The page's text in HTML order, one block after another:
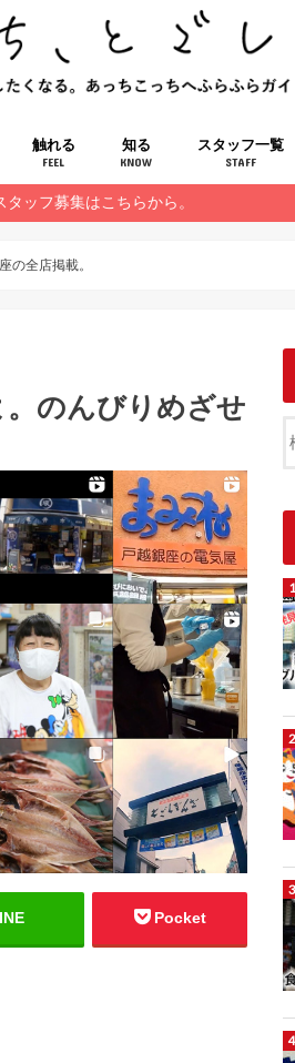
触れる
FEEL
知る
KNOW
スタッフ一覧
STAFF
タッフ募集はこちらから。
の全店掲載。
のんびりめざせ
Pocket